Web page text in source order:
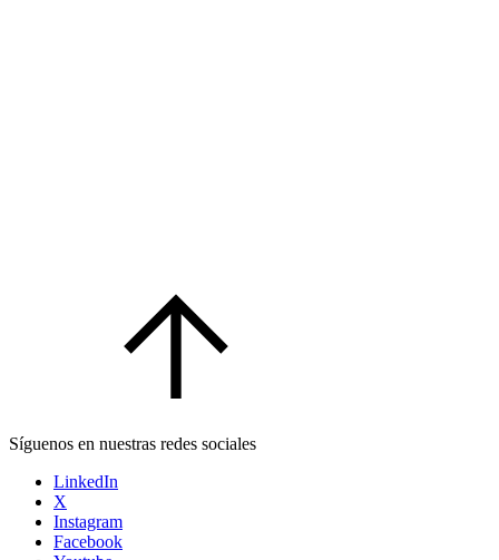
Síguenos en nuestras redes sociales
LinkedIn
X
Instagram
Facebook